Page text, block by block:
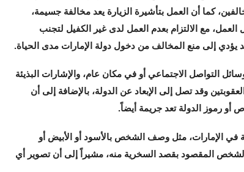
كما أن العمل بتأشيرة الزيارة يعد مخالفة جسيمة،
مع الالتزام بعدم العمل لدى غير الكفيل لتجنب
قد يؤدي إلى منع المخالف من دخول دولة الإمارات مدى الحياة.
التواصل الاجتماعي أو في مكان عام، والإشارات البذيئة
وقد تصل إلى الإبعاد عن الدولة، بالإضافة إلى أن
رموز الدولة تعد جريمة أيضاً.
في الإمارات، مثل وصف الشخص بالأسود أو الأبيض أو
الشخص المقصود بقصد السخرية منه، مشيراً إلى أن تصوير أي